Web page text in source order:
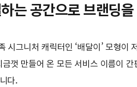
는 공간으로 브랜딩
시그니처 캐릭터인 ‘배달이’ 모형
껏 만들어 온 모든 서비스 이름이
다.